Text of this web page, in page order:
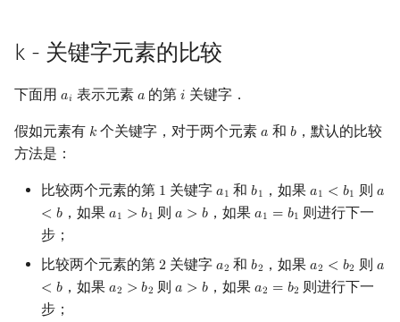
Sublime Text
Code::Blocks
LaTeX 入门
Git
伪代码
参考代码
性质
稳定性
时间复杂度
空间复杂度
优化
动态 DP
概率 DP
DP 套 DP
DP 优化
其它 DP 方法
后缀自动机 (SAM)
后缀平衡树
广义后缀自动机
后缀树
Manacher
升幂引理
卢卡斯定理
二次剩余
多项式与生成函数
Lagrange 反演
普通生成函数
组合数学 范德蒙德卷积
图论计数
线性代数
线性规划
抽象代数
树状数组
线段树
划分树
二叉搜索树 & 平衡树
跳表
可持久化数据结构
树上随机游走
拆点
连通性相关
环计数问题
最小环
2-SAT
随机增量法
反演变换
计算几何杂项
表达式求值
在一台机器上规划任务
主元素问题
Garsia–Wachs 算法
15-puzzle
Kahan 求和
k - 关键字元素的比较
下面用 𝑎𝑖
ai 表示元素 𝑎
a 的第𝑖
i 关键字．
假如元素有 𝑘
k 个关键字，对于两个元素𝑎
a 和 𝑏
b，默认的比较
方法是：
比较两个元素的第 1
1 关键字 𝑎1
a1 和𝑏1
b1 ，如果𝑎1 < 𝑏1
a1 <b 1 则 𝑎
< 𝑏
a
，如果 𝑎1 > 𝑏1
a1 >b 1 则𝑎 > 𝑏
a >b ，如果 𝑎1 = 𝑏1
a1 =b1
则进行下一
步；
比较两个元素的第 2
2 关键字 𝑎2
a2 和𝑏2
b2 ，如果𝑎2 < 𝑏2
a2 <b 2 则 𝑎
< 𝑏
a
，如果 𝑎2 > 𝑏2
a2 >b 2 则𝑎 > 𝑏
a >b ，如果 𝑎2 = 𝑏2
a2 =b 2
则进行下一
步；